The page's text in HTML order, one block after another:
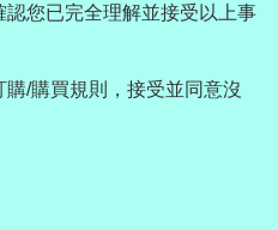
您已完全理解並接受以上事
/購買規則，接受並同意沒